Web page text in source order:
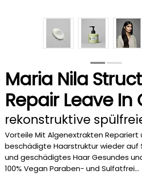
Maria Nila
Repair Leave In
rekonstruktive
Vorteile Mit Algenextrakten Repariert
beschädigte Haarstruktur wieder auf
und geschädigtes Haar Gesundes
100% Vegan Paraben- und Sulfatfrei...